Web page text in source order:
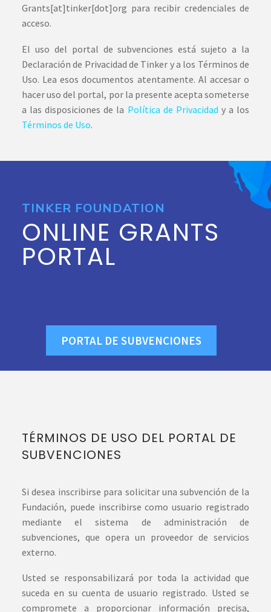
Grants[at]tinker[dot]org para recibir credenciales de
acceso.
El uso del portal de subvenciones está sujeto a la
Declaración de Privacidad de Tinker y a los Términos de
Uso. Lea esos documentos atentamente. Al accesar o
hacer uso del portal, por la presente acepta someterse
a las disposiciones de la Política de Privacidad y a los
Términos de Uso.
TINKER FOUNDATION
ONLINE GRANTS
PORTAL
PORTAL DE SUBVENCIONES
TÉRMINOS DE USO DEL PORTAL DE
SUBVENCIONES
Si desea inscribirse para solicitar una subvención de la
Fundación, puede inscribirse como usuario registrado
mediante el sistema de administración de
subvenciones, que opera un proveedor de servicios
externo.
Usted se responsabilizará por toda la actividad que
suceda en su cuenta de usuario registrado. Usted se
compromete a proporcionar información precisa,